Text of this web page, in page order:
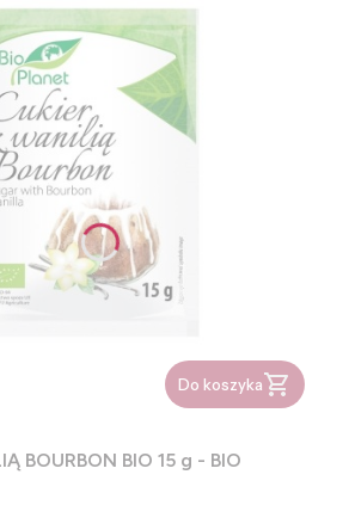
Do koszyka
BOURBON BIO 15 g - BIO